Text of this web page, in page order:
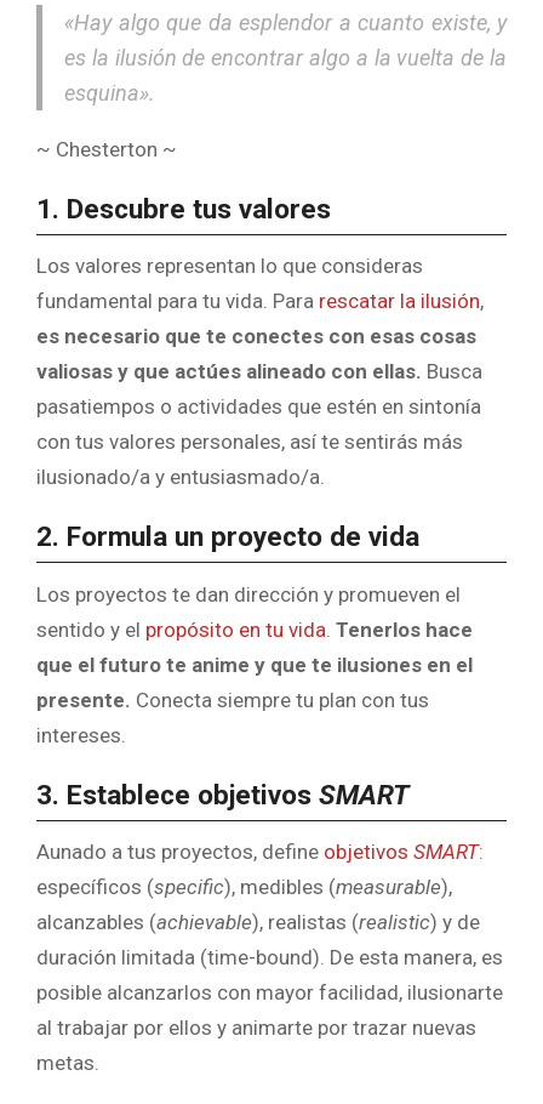
«Hay algo que da esplendor a cuanto existe, y
es la ilusión de encontrar algo a la vuelta de la
esquina».
~ Chesterton ~
1. Descubre tus valores
Los valores representan lo que consideras
fundamental para tu vida. Para rescatar la ilusión,
es necesario que te conectes con esas cosas
valiosas y que actúes alineado con ellas. Busca
pasatiempos o actividades que estén en sintonía
con tus valores personales, así te sentirás más
ilusionado/a y entusiasmado/a.
2. Formula un proyecto de vida
Los proyectos te dan dirección y promueven el
sentido y el propósito en tu vida Tenerlos hace
que el futuro te anime y que te ilusiones en el
presente. Conecta siempre tu plan con tus
intereses.
3. Establece objetivos SMART
Aunado a tus proyectos, define objetivos SMART:
específicos (specific), medibles (measurable),
alcanzables (achievable), realistas (realistic) y de
duración limitada (time-bound). De esta manera, es
posible alcanzarlos con mayor facilidad, ilusionarte
al trabajar por ellos y animarte por trazar nuevas
metas.